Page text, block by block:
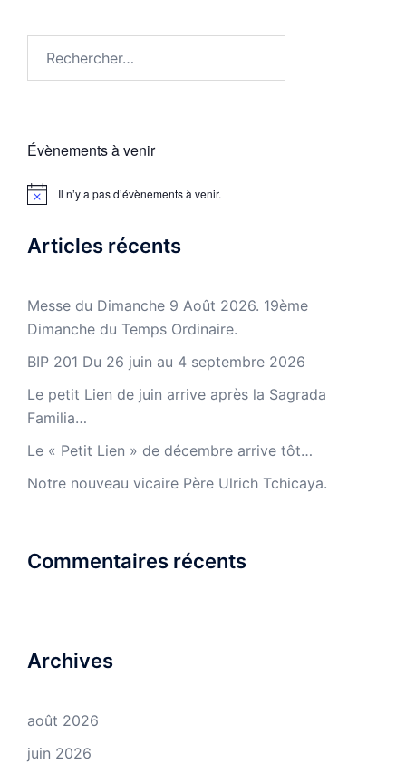
Évènements à venir
Notice Il n’y a pas d’évènements à venir.
Articles récents
Messe du Dimanche 9 Août 2026. 19ème
Dimanche du Temps Ordinaire.
BIP 201 Du 26 juin au 4 septembre 2026
Le petit Lien de juin arrive après la Sagrada
Familia…
Le « Petit Lien » de décembre arrive tôt…
Notre nouveau vicaire Père Ulrich Tchicaya.
Commentaires récents
Archives
août 2026
juin 2026